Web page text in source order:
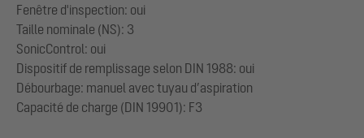
Fenêtre d'inspection: oui
Taille nominale (NS): 3
SonicControl: oui
Dispositif de remplissage selon DIN 1988: oui
Débourbage: manuel avec tuyau d’aspiration
Capacité de charge (DIN 19901): F3